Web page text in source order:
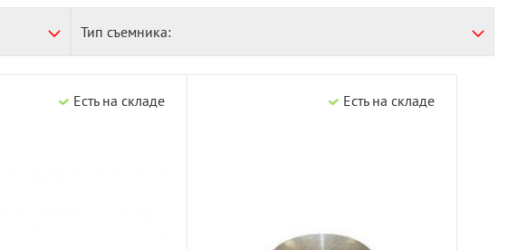
Тип съемника:
Есть на складе Есть на складе